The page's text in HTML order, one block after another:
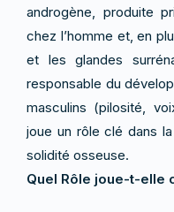
androgène, produite
chez l’homme et, en
et les glandes
responsable du
masculins (pilosité,
joue un rôle clé dans
solidité osseuse.
Quel Rôle joue-t-elle